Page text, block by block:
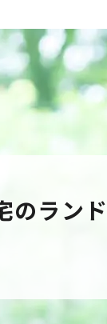
のラン